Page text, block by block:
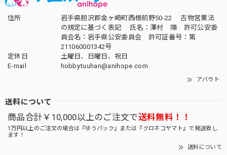
住所
岩手県胆沢郡金ヶ崎町西根前野50-22 古物営業法
の規定に基づく表記 氏名：澤村 陽 許可公安委
員会名：岩手県公安委員会 許可証番号：第
211060001342号
定休日
土曜日、日曜日、祝日
E-mail
hobbytuuhan@anihope.com
アバウト
送料について
商品合計￥10,000以上のご注文で送料無料！！
1万円以上のご注文の場合は『ゆうパック』または『クロネコヤマト』で発送致し
ます！
送料について